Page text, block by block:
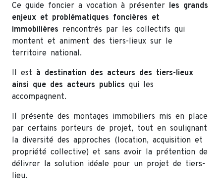
Ce guide foncier a vocation à présenter les grands
enjeux et problématiques foncières et
immobilières rencontrés par les collectifs qui
montent et animent des tiers-lieux sur le
territoire national.
Il est à destination des acteurs des tiers-lieux
ainsi que des acteurs publics qui les
accompagnent.
Il présente des montages immobiliers mis en place
par certains porteurs de projet, tout en soulignant
la diversité des approches (location, acquisition et
propriété collective) et sans avoir la prétention de
délivrer la solution idéale pour un projet de tiers-
lieu.